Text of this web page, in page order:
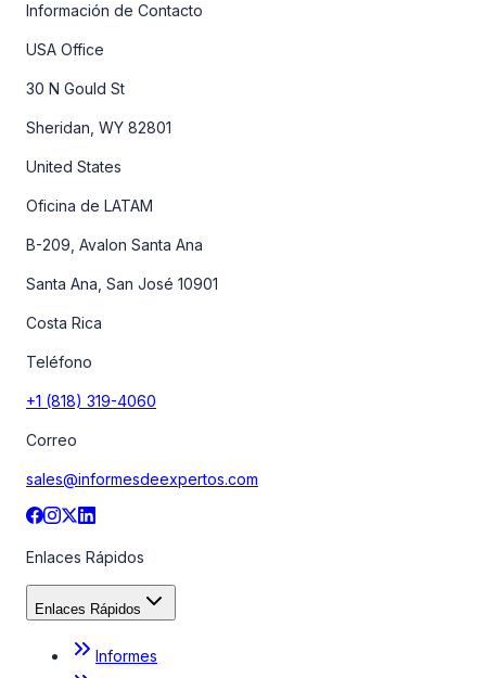
Información de Contacto
USA Office
30 N Gould St
Sheridan, WY 82801
United States
Oficina de LATAM
B-209, Avalon Santa Ana
Santa Ana, San José 10901
Costa Rica
Teléfono
+1 (818) 319-4060
Correo
sales@informesdeexpertos.com
Enlaces Rápidos
Enlaces Rápidos
Informes